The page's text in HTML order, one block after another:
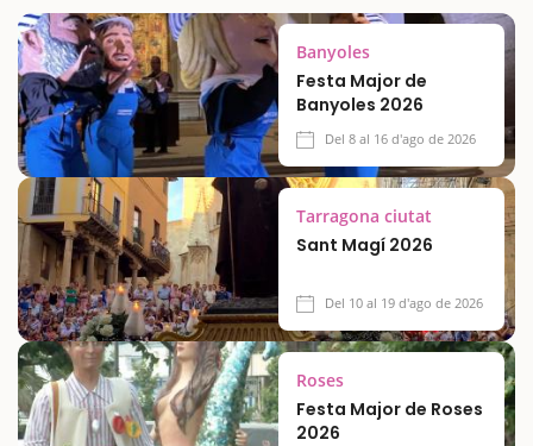
Banyoles
Festa Major de
Banyoles 2026
Del 8 al 16 d'ago de 2026
Tarragona ciutat
Sant Magí 2026
Del 10 al 19 d'ago de 2026
Roses
Festa Major de Roses
2026